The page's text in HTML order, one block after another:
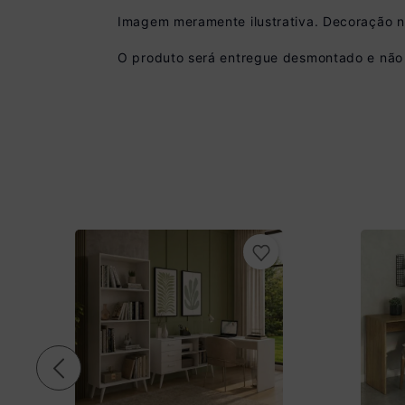
Imagem meramente ilustrativa. Decoração
O produto será entregue desmontado e